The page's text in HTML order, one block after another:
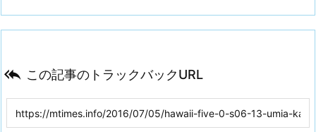
 この記事のトラックバックURL